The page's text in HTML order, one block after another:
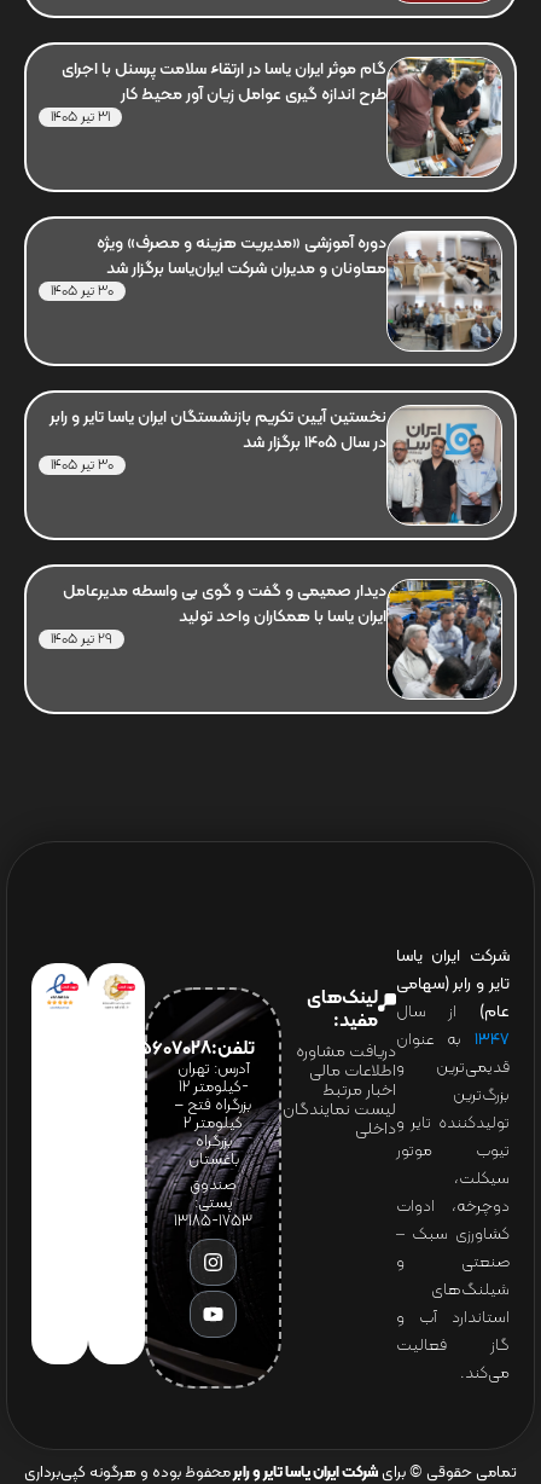
گام موثر ایران یاسا در ارتقاء سلامت پرسنل با اجرای
طرح اندازه گیری عوامل زیان آور محیط کار
31 تیر 1405
دوره آموزشی «مدیریت هزینه و مصرف» ویژه
معاونان و مدیران شرکت ایران‌یاسا برگزار شد
30 تیر 1405
نخستین آیین تکریم بازنشستگان ایران یاسا تایر و رابر
در سال 1405 برگزار شد
30 تیر 1405
دیدار صمیمی و گفت و گوی بی واسطه مدیرعامل
ایران یاسا با همکاران واحد تولید
29 تیر 1405
شرکت ایران یاسا
تایر و رابر (سهامی
عام) از سال
۱۳۴۷ به عنوان
قدیمی‌ترین و
بزرگ‌ترین
تولیدکننده تایر و
تیوب موتور
سیکلت،
دوچرخه، ادوات
کشاورزی سبک –
صنعتی و
شیلنگ‌های
استاندارد آب و
گاز فعالیت
می‌کند.
لینک‌های
مفید:
دریافت مشاوره
اطلاعات مالی
اخبار مرتبط
لیست نمایندگان
داخلی
تلفن:65607028(021)
آدرس: تهران
-کیلومتر 12
بزرگراه فتح –
کیلومتر ۲
بزرگراه
باغستان
صندوق
پستی:
1753-13185
تمامی حقوقی © برای شرکت ایران یاسا تایر و رابرمحفوظ بوده و هرگونه کپی‌برداری